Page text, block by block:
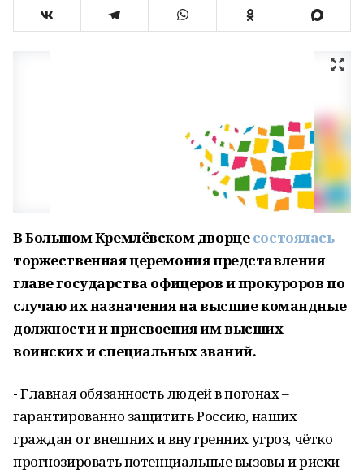
В Большом Кремлёвском дворцесостоялась
торжественная церемония представления
главе государства офицеров и прокуроров по
случаю их назначения на высшие командные
должности и присвоения им высших
воинских и специальных званий.
-Главная обязанность людей в погонах –
гарантированно защитить Россию, наших
граждан от внешних и внутренних угроз, чётко
прогнозировать потенциальные вызовы и риски